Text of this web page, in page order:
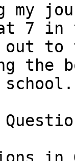
my
7 in
out to
the